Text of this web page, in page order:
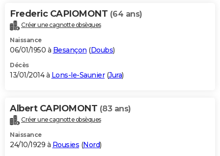
Frederic CAPIOMONT (64 ans)
Créer une cagnotte obsèques
Naissance
06/01/1950 à Besançon (Doubs)
Décès
13/01/2014 à Lons-le-Saunier(Jura)
Albert CAPIOMONT (83 ans)
Créer une cagnotte obsèques
Naissance
24/10/1929 à Rousies (Nord)